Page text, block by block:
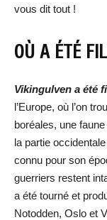
vous dit tout !
OÙ A ÉTÉ
Vikingulven a été
l’Europe, où l’on
boréales, une
la partie
connu pour son
guerriers restent
a été tourné et
Notodden, Oslo et